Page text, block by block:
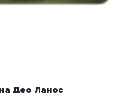
Део Ланос